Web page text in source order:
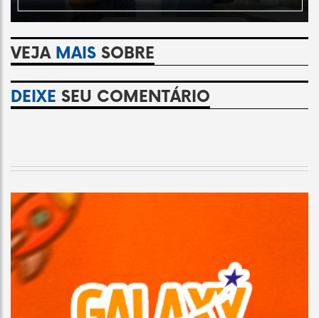
VEJA MAIS SOBRE
DEIXE SEU COMENTÁRIO